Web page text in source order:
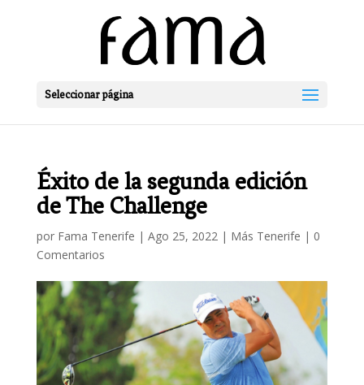
Seleccionar página
Éxito de la segunda edición
de The Challenge
por Fama Tenerife | Ago 25, 2022| Más Tenerife | 0
Comentarios